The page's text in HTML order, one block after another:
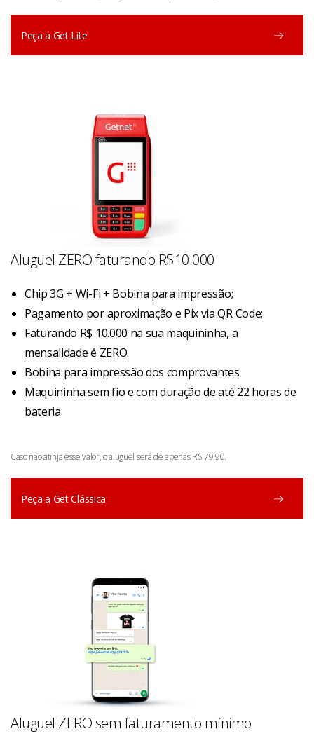
Peça a Get Lite
Aluguel ZERO faturando R$10.000
Chip 3G + Wi-Fi + Bobina para impressão;
Pagamento por aproximação e Pix via QR Code;
Faturando R$ 10.000 na sua maquininha, a
mensalidade é ZERO.
Bobina para impressão dos comprovantes
Maquininha sem fio e com duração de até 22 horas de
bateria
Caso não atinja esse valor, o aluguel será de apenas R$ 79,90.
Peça a Get Clássica
Aluguel ZERO sem faturamento mínimo